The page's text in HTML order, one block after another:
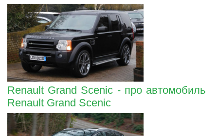
Renault Grand Scenic - про автомобиль
Renault Grand Scenic